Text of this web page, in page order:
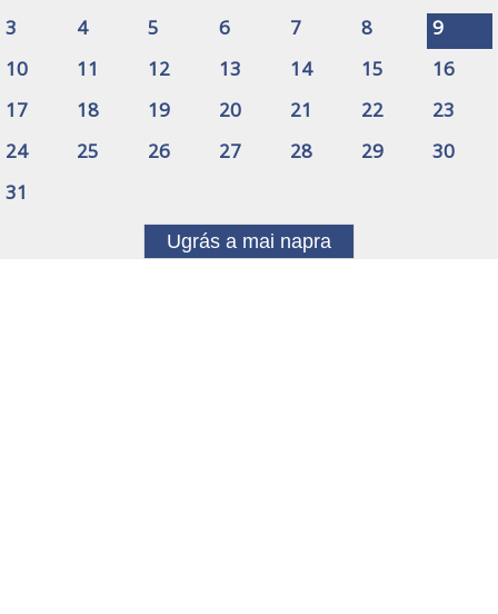
3
4 5 6 7 8
9
10
11 12 13 14 15
16
17
18 19 20 21 22
23
24
25 26 27 28 29
30
31
Ugrás a mai napra